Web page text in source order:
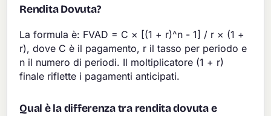
Rendita Dovuta?
La formula è: FVAD = C × [(1 + r)^n - 1] / r × (1 +
r), dove C è il pagamento, r il tasso per periodo e
n il numero di periodi. Il moltiplicatore (1 + r)
finale riflette i pagamenti anticipati.
Qual è la differenza tra rendita dovuta e